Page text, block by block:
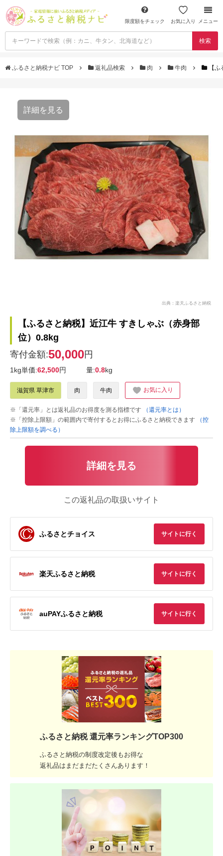
限度額をチェック お気に入り メニュー
検索
ふるさと納税ナビ TOP 返礼品検索 肉 牛肉 【
詳細を見る
出典：楽天ふるさと納税
【ふるさと納税】近江牛 すきしゃぶ（赤身部
位）0.8kg
寄付金額:50,000円
1kg単価:62,500円 量:0.8kg
滋賀県 草津市 肉 牛肉 お気に入り
※「還元率」とは返礼品のお得度を測る指標です
（還元率とは）
※「控除上限額」の範囲内で寄付するとお得にふるさと納税できます
（控
除上限額を調べる）
詳細を見る
この返礼品の取扱いサイト
ふるさとチョイス サイトに行く
楽天ふるさと納税 サイトに行く
auPAYふるさと納税 サイトに行く
ふるさと納税 還元率ランキングTOP300
ふるさと納税の制度改定後もお得な
返礼品はまだまだたくさんあります！